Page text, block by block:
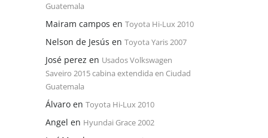
Guatemala
Mairam campos en Toyota Hi-Lux 2010
Nelson de Jesús en Toyota Yaris 2007
José perez en Usados Volkswagen
Saveiro 2015 cabina extendida en Ciudad
Guatemala
Álvaro en Toyota Hi-Lux 2010
Angel en Hyundai Grace 2002